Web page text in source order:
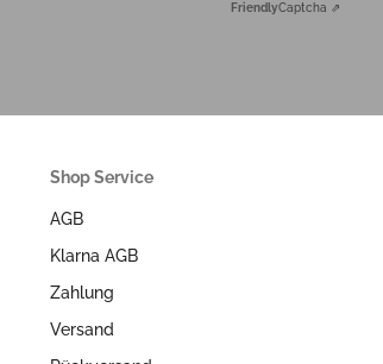
FriendlyCaptcha ⇗
Shop Service
AGB
Klarna AGB
Zahlung
Versand